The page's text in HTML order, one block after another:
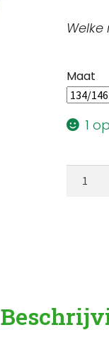
Maat
1
Hoodie